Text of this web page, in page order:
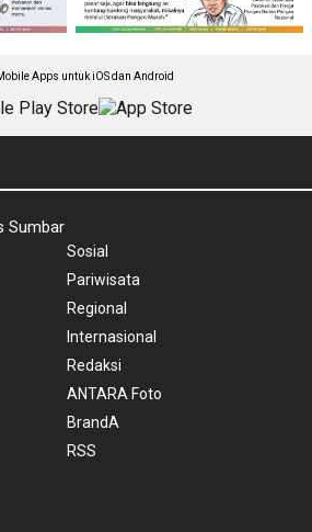
Apps untuk iOS dan Android
Sumbar
Sosial
Pariwisata
Regional
Internasional
Redaksi
ANTARA Foto
BrandA
RSS